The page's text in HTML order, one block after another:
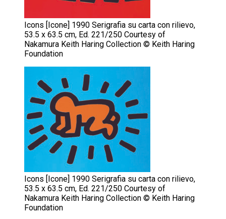
Icons [Icone] 1990 Serigrafia su carta con rilievo,
53.5 x 63.5 cm, Ed. 221/250 Courtesy of
Nakamura Keith Haring Collection © Keith Haring
Foundation
Icons [Icone] 1990 Serigrafia su carta con rilievo,
53.5 x 63.5 cm, Ed. 221/250 Courtesy of
Nakamura Keith Haring Collection © Keith Haring
Foundation